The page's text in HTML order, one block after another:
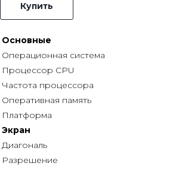
Купить
Основные
Операционная система
Процессор CPU
Частота процессора
Оперативная память
Платформа
Экран
Диагональ
Разрешение